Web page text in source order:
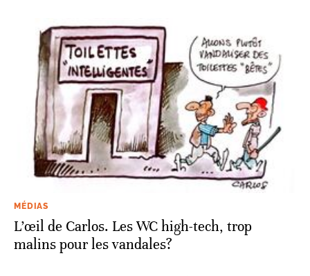
MÉDIAS
L’œil de Carlos. Les WC high-tech, trop
malins pour les vandales?